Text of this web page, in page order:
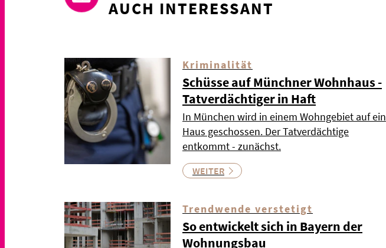
AUCH INTERESSANT
Kriminalität
Schüsse auf Münchner Wohnhaus -
Tatverdächtiger in Haft
In München wird in einem Wohngebiet auf ein
Haus geschossen. Der Tatverdächtige
entkommt - zunächst.
WEITER
Trendwende verstetigt
So entwickelt sich in Bayern der
Wohnungsbau